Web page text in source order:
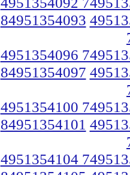
84951354093
4951354096
84951354097
4951354100
84951354101
4951354104